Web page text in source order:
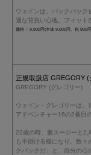
ウェインは、バックパッ
適な背負い心地、フィット
価格： 9,900円(本体 9,000円、税 900
正規取扱店 GREGORY
GREGORY (グレゴリー)
ウェイン・グレゴリーは
アドベンチャー16の2番目
22歳の時、妻スージーと2
も手掛ける様になり、数
クパックだ」と、自分の